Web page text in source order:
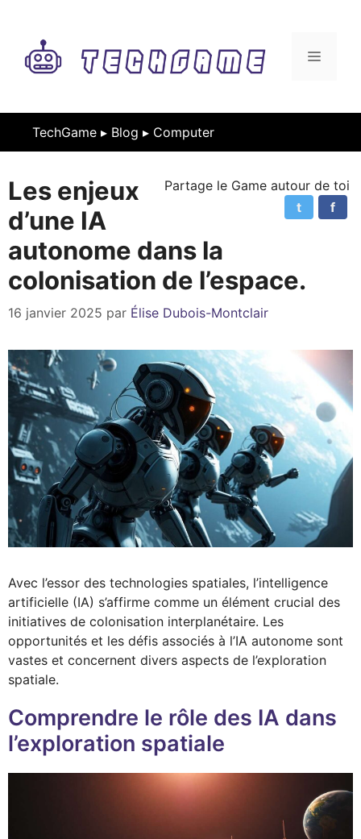
contenu
MENU
TechGame ▸ Blog ▸ Computer
Partage le Game autour de toi
f
t
Les enjeux
d’une IA
autonome dans la
colonisation de l’espace.
16 janvier 2025 par Élise Dubois-Montclair
Avec l’essor des technologies spatiales, l’intelligence
artificielle (IA) s’affirme comme un élément crucial des
initiatives de colonisation interplanétaire. Les
opportunités et les défis associés à l’IA autonome sont
vastes et concernent divers aspects de l’exploration
spatiale.
Comprendre le rôle des IA dans
l’exploration spatiale